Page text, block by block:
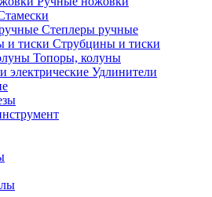
Степлеры ручные
Струбцины и тиски
Топоры, колуны
Удлинители